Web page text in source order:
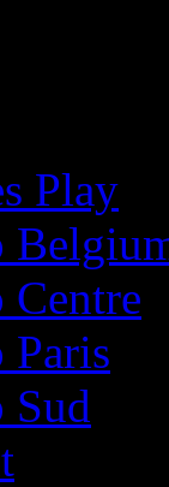
Play
Centre
Paris
Sud